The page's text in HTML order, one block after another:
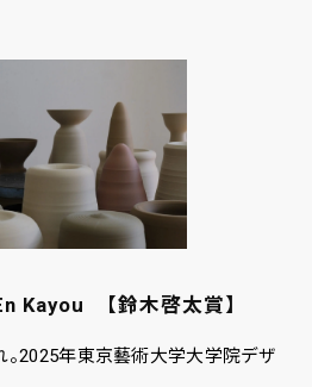
Kayou 【鈴木啓太賞】
2025年東京藝術大学大学院デザ